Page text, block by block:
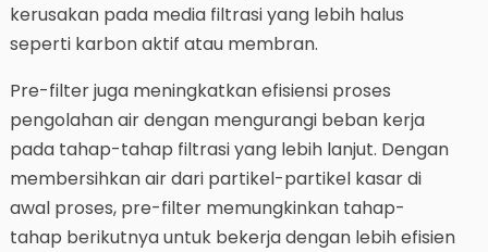
kerusakan pada media filtrasi yang lebih halus
seperti karbon aktif atau membran.
Pre-filter juga meningkatkan efisiensi proses
pengolahan air dengan mengurangi beban kerja
pada tahap-tahap filtrasi yang lebih lanjut. Dengan
membersihkan air dari partikel-partikel kasar di
awal proses, pre-filter memungkinkan tahap-
tahap berikutnya untuk bekerja dengan lebih efisien